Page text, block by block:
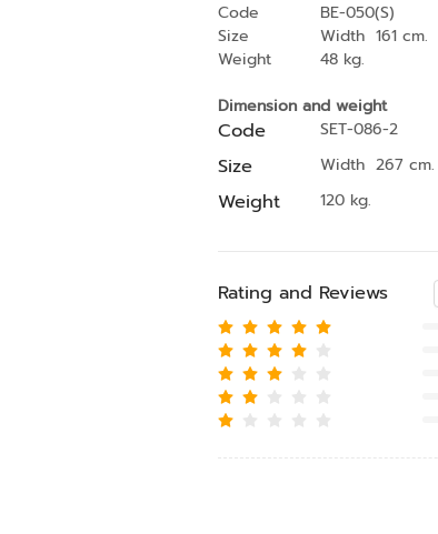
Code
BE-050(S)
Size
Width 161 cm.
Weight
48 kg.
Dimension and weight
Code SET-086-2
Size Width 267 cm.
Weight 120 kg.
Rating and Reviews